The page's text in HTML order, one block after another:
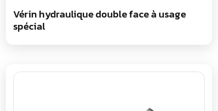
Vérin hydraulique double face à usage
spécial